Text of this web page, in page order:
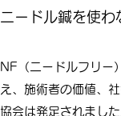
ニードル鍼を使わ
​​NF（ニードルフリー
え、施術者の価値、
協会は発足されました